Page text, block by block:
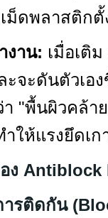
ม็ดพลาสติก
งาน: เมื่อเติ
จะดันตัวเอ
า "พื้นผิวคล้า
ให้แรงยึดเ
ง Antiblock
ารติดกัน